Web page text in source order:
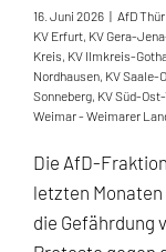
16. Juni 2026 | AfD
KV Erfurt, KV Gera-
Kreis, KV Ilmkreis-
Nordhausen, KV Saale-
Sonneberg, KV Süd-
Weimar - Weimarer
Die AfD-
letzten
die Gefährdung